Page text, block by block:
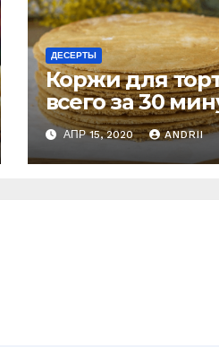
ДЕСЕРТЫ
Коржи для
всего за 30
АПР 15, 2020 ANDRII